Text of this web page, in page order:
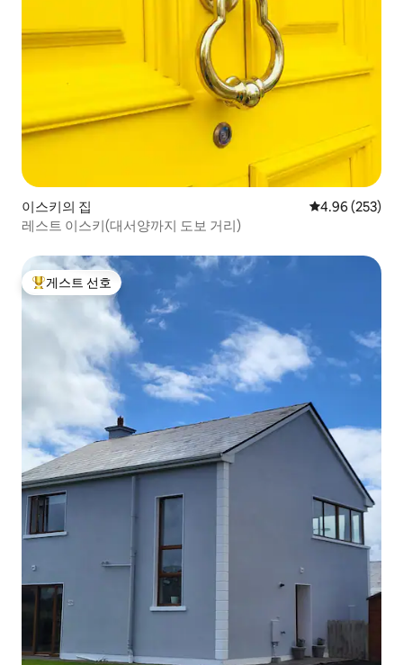
이스키의 집 평점 4.96점(5
4.96 (253)
레스트 이스키(대서양까지 도보 거리)
상위 게스트 선호
게스트 선호